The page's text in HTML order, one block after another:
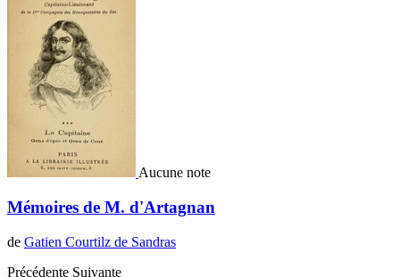
Aucune note
Mémoires de M. d'Artagnan
de Gatien Courtilz de Sandras
Précédente Suivante